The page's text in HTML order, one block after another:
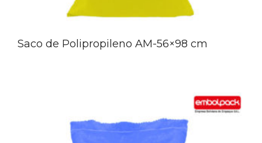
Saco de Polipropileno AM-56×98 cm